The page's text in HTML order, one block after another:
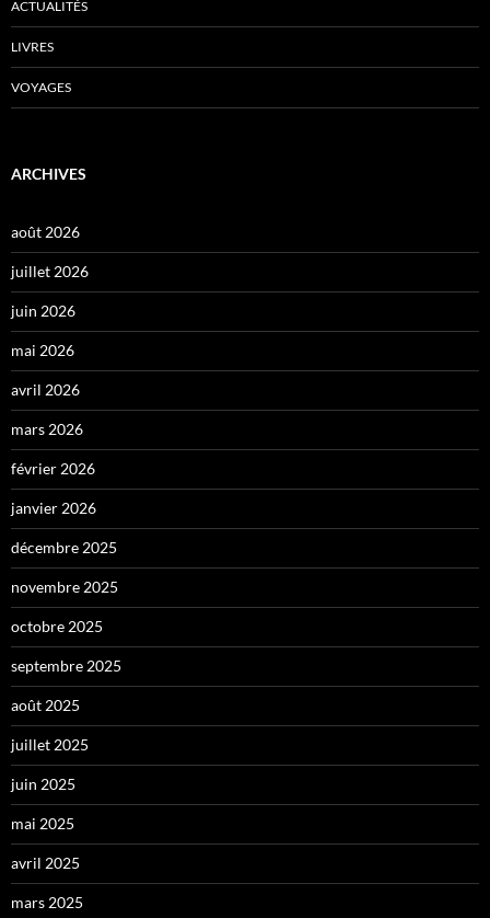
ACTUALITÉS
LIVRES
VOYAGES
ARCHIVES
août 2026
juillet 2026
juin 2026
mai 2026
avril 2026
mars 2026
février 2026
janvier 2026
décembre 2025
novembre 2025
octobre 2025
septembre 2025
août 2025
juillet 2025
juin 2025
mai 2025
avril 2025
mars 2025